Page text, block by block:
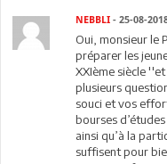
NEBBLI - 25-08-
Oui, monsieur le
préparer les
XXIème siècle
plusieurs
souci et vos
bourses
ainsi qu’à la
suffisent pour